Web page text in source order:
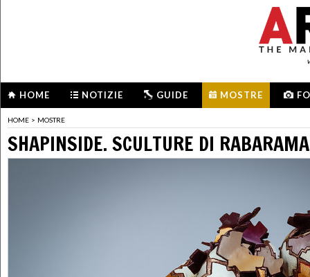
HOME NOTIZIE GUIDE MOSTRE
HOME > MOSTRE
SHAPINSIDE. SCULTURE DI RABARAMA